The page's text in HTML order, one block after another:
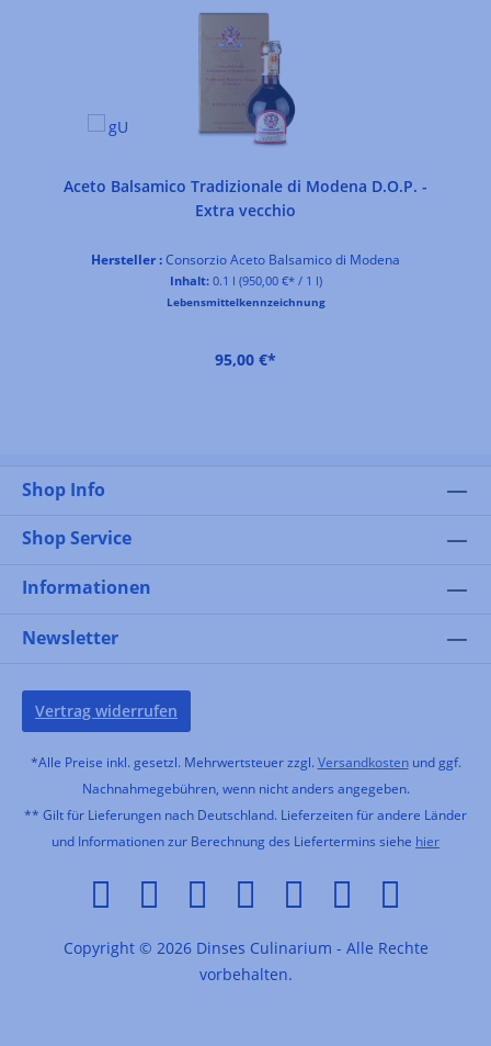
Aceto Balsamico Tradizionale di Modena D.O.P. -
Extra vecchio
Hersteller :Consorzio Aceto Balsamico di Modena
Inhalt: 0.1 l (950,00 €* / 1 l)
Lebensmittelkennzeichnung
95,00 €*
Shop Info
Shop Service
Informationen
Newsletter
Vertrag widerrufen
*Alle Preise inkl. gesetzl. Mehrwertsteuer zzgl. Versandkostenund ggf.
Nachnahmegebühren, wenn nicht anders angegeben.
** Gilt für Lieferungen nach Deutschland. Lieferzeiten für andere Länder
und Informationen zur Berechnung des Liefertermins siehe hier
Copyright © 2026 Dinses Culinarium - Alle Rechte
vorbehalten.